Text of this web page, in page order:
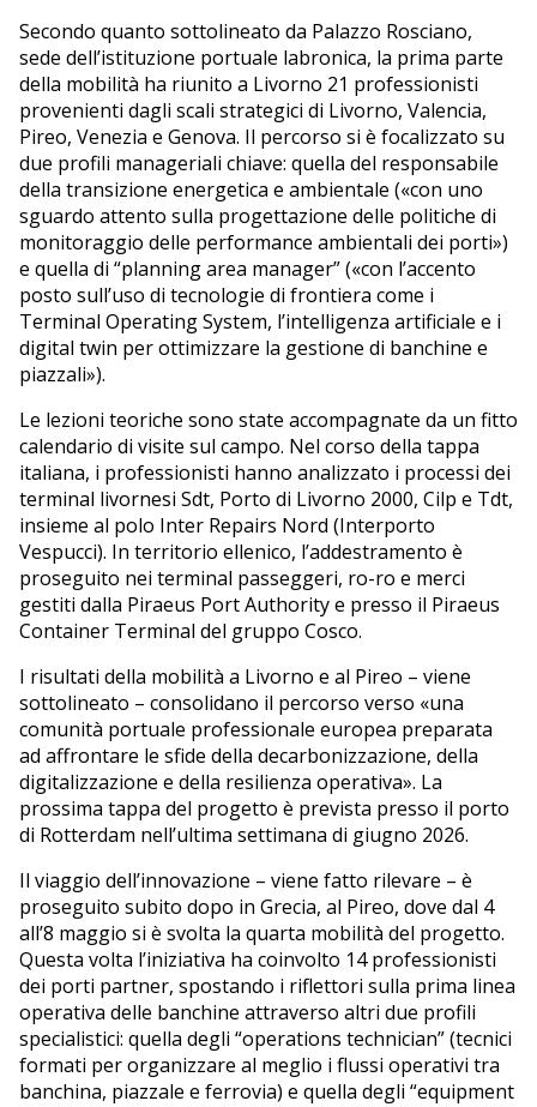
Secondo quanto sottolineato da Palazzo Rosciano,
sede dell’istituzione portuale labronica, la prima parte
della mobilità ha riunito a Livorno 21 professionisti
provenienti dagli scali strategici di Livorno, Valencia,
Pireo, Venezia e Genova. Il percorso si è focalizzato su
due profili manageriali chiave: quella del responsabile
della transizione energetica e ambientale («con uno
sguardo attento sulla progettazione delle politiche di
monitoraggio delle performance ambientali dei porti»)
e quella di “planning area manager” («con l’accento
posto sull’uso di tecnologie di frontiera come i
Terminal Operating System, l’intelligenza artificiale e i
digital twin per ottimizzare la gestione di banchine e
piazzali»).
Le lezioni teoriche sono state accompagnate da un fitto
calendario di visite sul campo. Nel corso della tappa
italiana, i professionisti hanno analizzato i processi dei
terminal livornesi Sdt, Porto di Livorno 2000, Cilp e Tdt,
insieme al polo Inter Repairs Nord (Interporto
Vespucci). In territorio ellenico, l’addestramento è
proseguito nei terminal passeggeri, ro-ro e merci
gestiti dalla Piraeus Port Authority e presso il Piraeus
Container Terminal del gruppo Cosco.
I risultati della mobilità a Livorno e al Pireo – viene
sottolineato – consolidano il percorso verso «una
comunità portuale professionale europea preparata
ad affrontare le sfide della decarbonizzazione, della
digitalizzazione e della resilienza operativa». La
prossima tappa del progetto è prevista presso il porto
di Rotterdam nell’ultima settimana di giugno 2026.
Il viaggio dell’innovazione – viene fatto rilevare – è
proseguito subito dopo in Grecia, al Pireo, dove dal 4
all’8 maggio si è svolta la quarta mobilità del progetto.
Questa volta l’iniziativa ha coinvolto 14 professionisti
dei porti partner, spostando i riflettori sulla prima linea
operativa delle banchine attraverso altri due profili
specialistici: quella degli “operations technician” (tecnici
formati per organizzare al meglio i flussi operativi tra
banchina, piazzale e ferrovia) e quella degli “equipment